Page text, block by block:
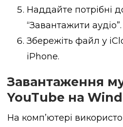
Наддайте потрібні
“Завантажити аудіо”.
Збережіть файл у
iPhone.
Завантаження
YouTube на
На комп’ютері